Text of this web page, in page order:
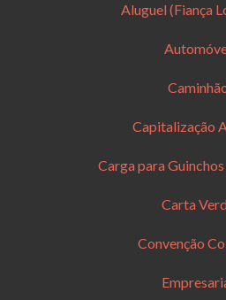
Aluguel (Fiança
Capitalização
Carga para
Carta
Convenção